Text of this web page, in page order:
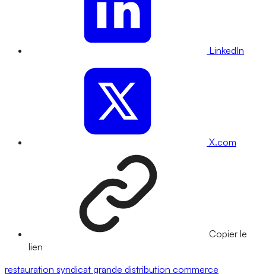
LinkedIn
X.com
Copier le
lien
restauration syndicat grande distribution commerce